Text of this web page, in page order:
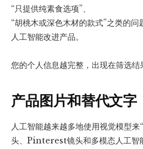
“只提供纯素食选项”、
“胡桃木或深色木材的款式”之类的问
人工智能改进产品。
您的个人信息越完整，出现在筛选结
产品图片和替代文字
人工智能越来越多地使用视觉模型来
头、Pinterest镜头和多模态人工智